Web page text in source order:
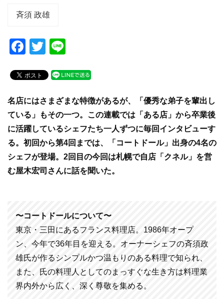
斉須 政雄
F
c
e
b
o
o
k
T
tt
er
e
名店にはさまざまな特徴があるが、「優秀な弟子を輩出し
ている」もその一つ。この連載では「ある店」から卒業後
に活躍しているシェフたち一人ずつに毎回インタビューす
る。初回から第4回までは、「コートドール」出身の4名の
シェフが登場。2回目の今回は札幌で自店「クネル」を営
む屋木宏司さんに話を聞いた。
〜コートドールについて〜
東京・三田にあるフランス料理店。1986年オープ
ン、今年で36年目を迎える。オーナーシェフの斉須政
雄氏が作るシンプルかつ温もりのある料理で知られ、
また、氏の料理人としてのまっすぐな生き方は料理業
界内外から広く、深く尊敬を集める。